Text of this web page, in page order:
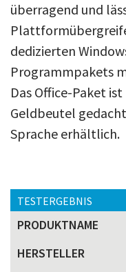
überragend und
dedizierten
Programmpakets
Das Office-Paket
Geldbeutel
Sprache erhältlich.
TESTERGEBNIS
PRODUKTNAME
HERSTELLER